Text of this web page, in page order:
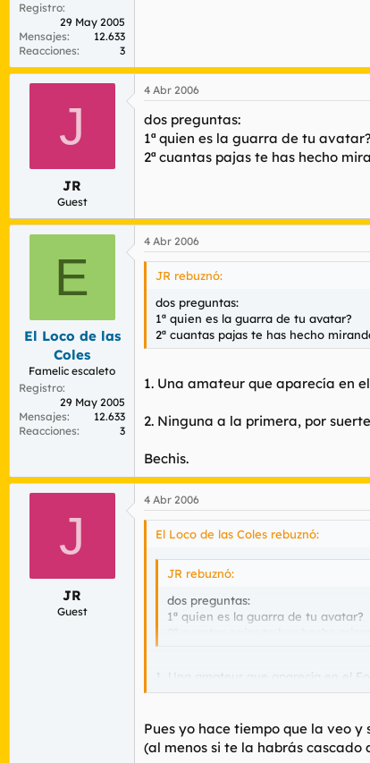
Registro
29 May 2005
Mensajes
12.633
Reacciones
3
J
JR
Guest
4 Abr 2006
dos preguntas:
1ª quien es la guarra de tu avatar?
2ª cuantas pajas te has hecho
E
El Loco de las
Coles
Famelic escaleto
Registro
29 May 2005
Mensajes
12.633
Reacciones
3
4 Abr 2006
JR rebuznó:
dos preguntas:
1ª quien es la guarra de tu avatar?
2ª cuantas pajas te has hecho
1. Una amateur que aparecía en
2. Ninguna a la primera, por
Bechis.
J
JR
Guest
4 Abr 2006
El Loco de las Coles rebuznó:
JR rebuznó:
dos preguntas:
1ª quien es la guarra de tu avatar?
2ª cuantas pajas te has hecho
1. Una amateur que aparecía en el
Bechis.
Pues yo hace tiempo que la veo
(al menos si te la habrás